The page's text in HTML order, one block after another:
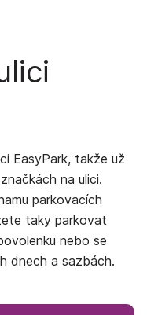
EasyPark, takže už
na ulici.
parkovacích
taky parkovat
nebo se
dnech a sazbách.